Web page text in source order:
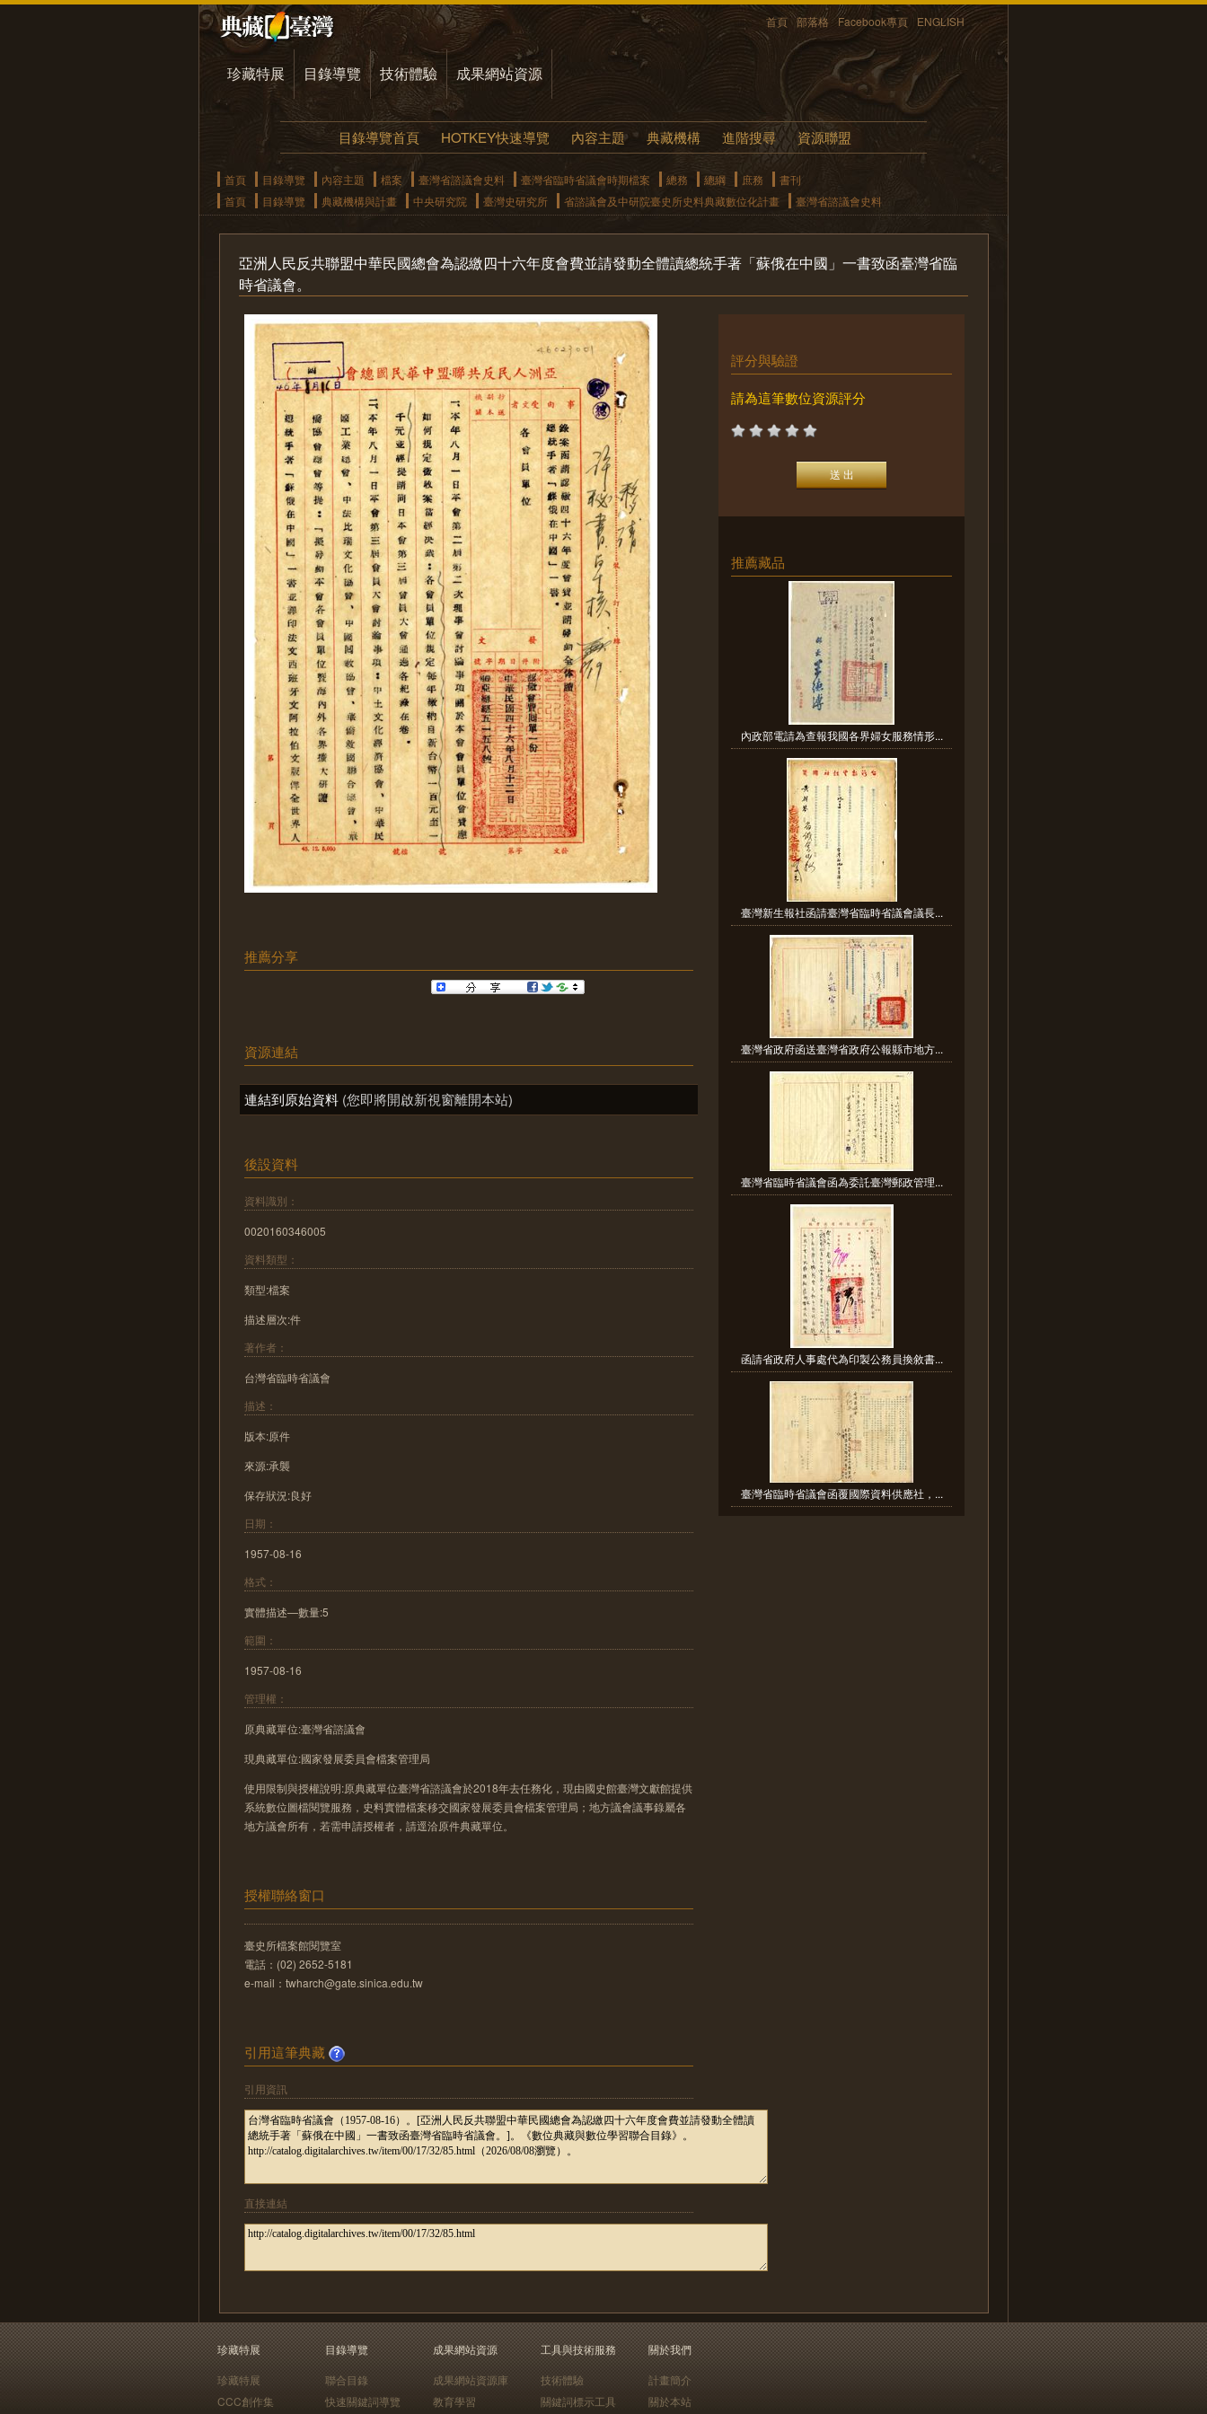
首頁 部落格 Facebook專頁 ENGLISH
珍藏特展 目錄導覽 技術體驗 成果網站資源
目錄導覽首頁 HOTKEY快速導覽 內容主題 典藏機構 進階搜尋 資源聯盟
首頁 目錄導覽 內容主題 檔案 臺灣省諮議會史料 臺灣省臨時省議會時期檔案 總務 總綱 庶務
書刊
首頁
目錄導覽 典藏機構與計畫 中央研究院 臺灣史研究所 省諮議會及中研院臺史所史料典藏數位化計畫 臺灣省諮議會史料
亞洲人民反共聯盟中華民國總會為認繳四十六年度會費並請發動全體讀總統手著「蘇俄在中國」一書致函臺灣省臨
時省議會。
推薦分享
資源連結
連結到原始資料 (您即將開啟新視窗離開本站)
後設資料
資料識別：
0020160346005
資料類型：
類型:檔案
描述層次:件
著作者：
台灣省臨時省議會
描述：
版本:原件
來源:承襲
保存狀況:良好
日期：
1957-08-16
格式：
實體描述—數量:5
範圍：
1957-08-16
管理權：
原典藏單位:臺灣省諮議會
現典藏單位:國家發展委員會檔案管理局
使用限制與授權說明:原典藏單位臺灣省諮議會於2018年去任務化，現由國史館臺灣文獻館提供
系統數位圖檔閱覽服務，史料實體檔案移交國家發展委員會檔案管理局；地方議會議事錄屬各
地方議會所有，若需申請授權者，請逕洽原件典藏單位。
授權聯絡窗口
臺史所檔案館閱覽室
電話：(02) 2652-5181
e-mail：twharch@gate.sinica.edu.tw
引用這筆典藏
引用資訊
直接連結
評分與驗證
請為這筆數位資源評分
推薦藏品
內政部電請為查報我國各界婦女服務情形...
臺灣新生報社函請臺灣省臨時省議會議長...
臺灣省政府函送臺灣省政府公報縣市地方...
臺灣省臨時省議會函為委託臺灣郵政管理...
函請省政府人事處代為印製公務員換敘書...
臺灣省臨時省議會函覆國際資料供應社，...
珍藏特展
珍藏特展
CCC創作集
目錄導覽
聯合目錄
快速關鍵詞導覽
成果網站資源
成果網站資源庫
教育學習
工具與技術服務
技術體驗
關鍵詞標示工具
關於我們
計畫簡介
關於本站